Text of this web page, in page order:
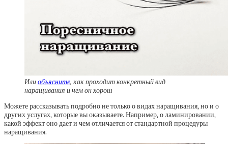
Илиобъясните, как проходит конкретный вид
наращивания и чем он хорош
Можете рассказывать подробно не только о видах наращивания, но и о
других услугах, которые вы оказываете. Например, о ламинировании,
какой эффект оно дает и чем отличается от стандартной процедуры
наращивания.